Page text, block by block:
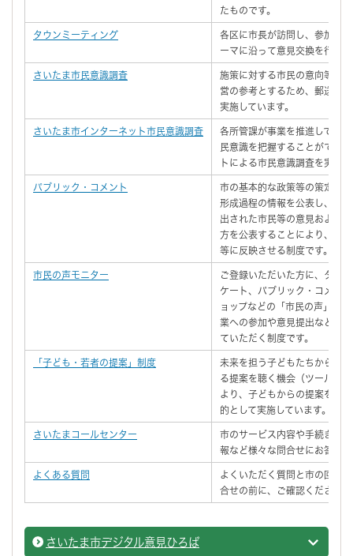
たものです。
タウンミーティング
各区に市長が訪問し、参加者
ーマに沿って意見交換を行い
さいたま市民意識調査
施策に対する市民の意向等を
営の参考とするため、郵送法
実施しています。
さいたま市インターネット市民意識調査
各所管課が事業を推進してい
民意識を把握することができ
トによる市民意識調査を実施
パブリック・コメント
市の基本的な政策等の策定に
形成過程の情報を公表し、公
出された市民等の意見および
方を公表することにより、市
等に反映させる制度です。
市民の声モニター
ご登録いただいた方に、タウ
ケート、パブリック・コメン
ョップなどの「市民の声」を
業への参加や意見提出などを
ていただく制度です。
「子ども・若者の提案」制度
未来を担う子どもたちから、
る提案を聴く機会（ツール）
より、子どもからの提案を市
的として実施しています。
さいたまコールセンター
市のサービス内容や手続き、
報など様々な問合せにお答え
よくある質問
よくいただく質問と市の回答
合せの前に、ご確認ください。
さいたま市デジタル意見ひろば
広聴・